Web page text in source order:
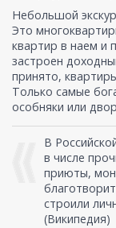
Небольшой
Это
квартир в наем и
застроен
принято,
Только самые
особняки или
В
в числе
приюты,
строили
(Википедия)